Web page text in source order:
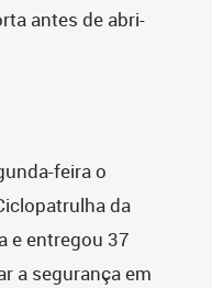
antes de abri-
feira o
da
e entregou 37
a segurança em